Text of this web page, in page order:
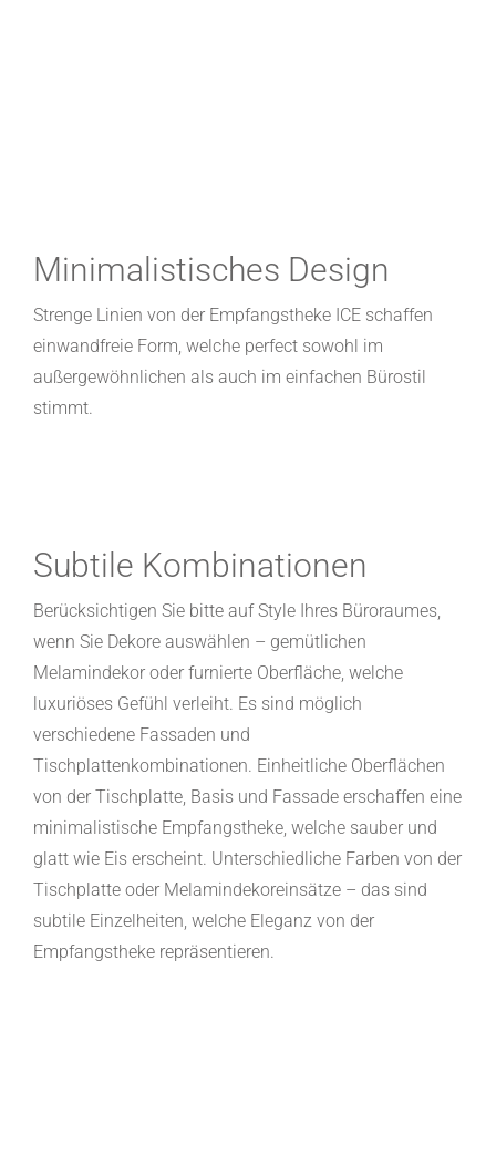
Minimalistisches Design
Strenge Linien von der Empfangstheke ICE schaffen
einwandfreie Form, welche perfect sowohl im
außergewöhnlichen als auch im einfachen Bürostil
stimmt.
Subtile Kombinationen
Berücksichtigen Sie bitte auf Style Ihres Büroraumes,
wenn Sie Dekore auswählen – gemütlichen
Melamindekor oder furnierte Oberfläche, welche
luxuriöses Gefühl verleiht. Es sind möglich
verschiedene Fassaden und
Tischplattenkombinationen. Einheitliche Oberflächen
von der Tischplatte, Basis und Fassade erschaffen eine
minimalistische Empfangstheke, welche sauber und
glatt wie Eis erscheint. Unterschiedliche Farben von der
Tischplatte oder Melamindekoreinsätze – das sind
subtile Einzelheiten, welche Eleganz von der
Empfangstheke repräsentieren.